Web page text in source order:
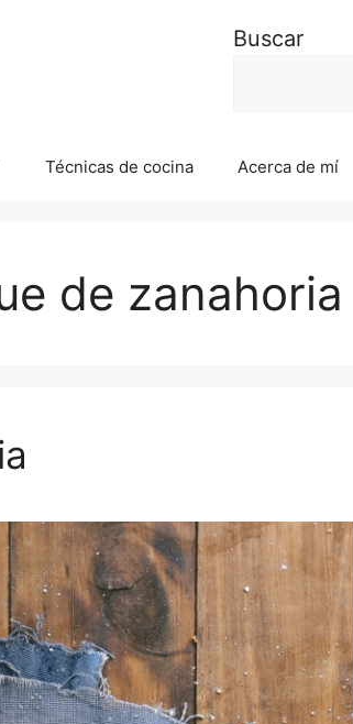
Buscar
Técnicas de cocina Acerca de mí
de zanahoria